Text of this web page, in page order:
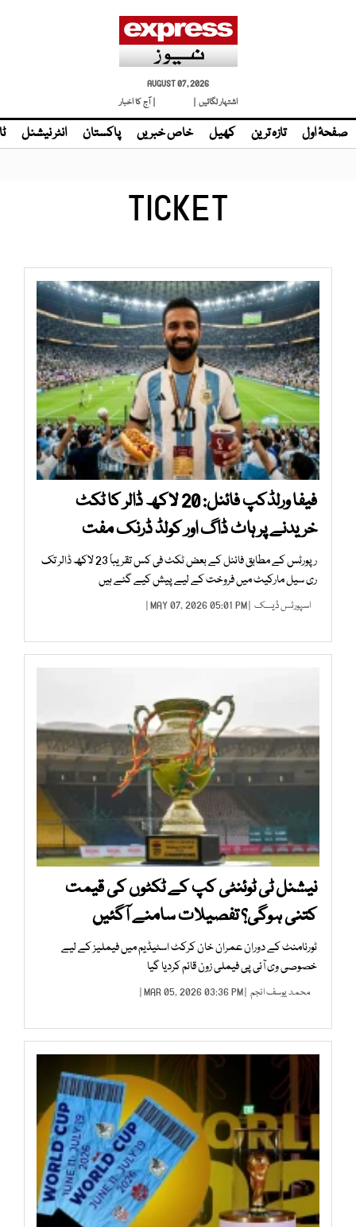
AUGUST 07, 2026
اشتہار لگائیں |
| آج کا اخبار
صفحۂ اول تازہ ترین کھیل خاص خبریں پاکستان انٹر نیشنل
TICKET
فیفا ورلڈکپ فائنل: 20 لاکھ ڈالر کا ٹکٹ
خریدنے پر ہاٹ ڈاگ اور کولڈ ڈرنک مفت
رپورٹس کے مطابق فائنل کے بعض ٹکٹ فی کس تقریباً 23 لاکھ ڈالر تک
ری سیل مارکیٹ میں فروخت کے لیے پیش کیے گئے ہیں
اسپورٹس ڈیسک | MAY 07, 2026 05:01 PM |
نیشنل ٹی ٹوئنٹی کپ کے ٹکٹوں کی قیمت
کتنی ہوگی؟ تفصیلات سامنے آگئیں
ٹورنامنٹ کے دوران عمران خان کرکٹ اسٹیڈیم میں فیملیز کے لیے
خصوصی وی آئی پی فیملی زون قائم کردیا گیا
محمد یوسف انجم | MAR 05, 2026 03:36 PM |